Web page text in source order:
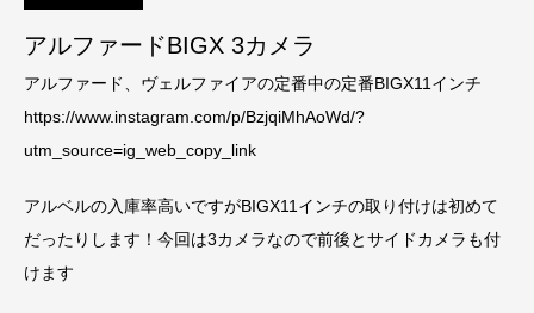
アルファードBIGX 3カメラ
アルファード、ヴェルファイアの定番中の定番BIGX11インチ
https://www.instagram.com/p/BzjqiMhAoWd/?
utm_source=ig_web_copy_link
アルベルの入庫率高いですがBIGX11インチの取り付けは初めて
だったりします！今回は3カメラなので前後とサイドカメラも付
けます